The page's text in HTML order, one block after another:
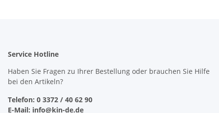
Service Hotline
Haben Sie Fragen zu Ihrer Bestellung oder brauchen Sie Hilfe
bei den Artikeln?
Telefon: 0 3372 / 40 62 90
E-Mail: info@kin-de.de